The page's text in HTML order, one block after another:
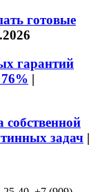
готовые
гарантий
76% |
задач |